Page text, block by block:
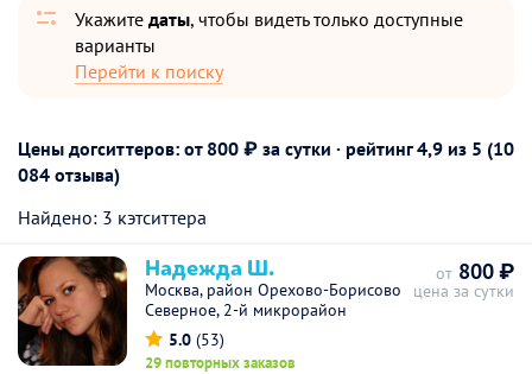
Укажите даты, чтобы видеть только доступные
варианты
Перейти к поиску
Цены догситтеров: от 800 ₽ за сутки · рейтинг4,9 из 5 (10
084 отзыва)
Найдено: 3 кэтситтера
Надежда Ш.
Москва, район Орехово-Борисово
Северное, 2-й микрорайон
5.0 (53)
29 повторных заказов
от 800 ₽
цена за сутки